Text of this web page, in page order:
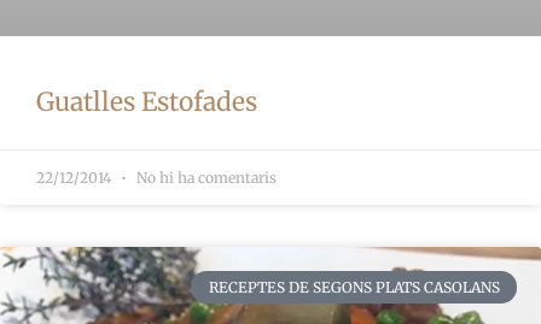
Guatlles Estofades
22/12/2014 No hi ha comentaris
RECEPTES DE SEGONS PLATS CASOLANS